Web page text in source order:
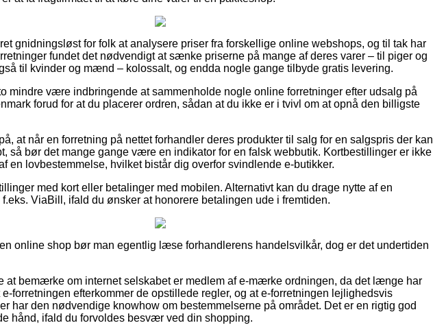
gnidningsløst for folk at analysere priser fra forskellige online webshops, og til tak har
fundet det nødvendigt at sænke priserne på mange af deres varer – til piger og
til kvinder og mænd – kolossalt, og endda nogle gange tilbyde gratis levering.
mindre være indbringende at sammenholde nogle online forretninger efter udsalg på
forud for at du placerer ordren, sådan at du ikke er i tvivl om at opnå den billigste
at når en forretning på nettet forhandler deres produkter til salg for en salgspris der kan
så bør det mange gange være en indikator for en falsk webbutik. Kortbestillinger er ikke
en lovbestemmelse, hvilket bistår dig overfor svindlende e-butikker.
med kort eller betalinger med mobilen. Alternativt kan du drage nytte af en
ViaBill, ifald du ønsker at honorere betalingen ude i fremtiden.
online shop bør man egentlig læse forhandlerens handelsvilkår, dog er det undertiden
at bemærke om internet selskabet er medlem af e-mærke ordningen, da det længe har
forretningen efterkommer de opstillede regler, og at e-forretningen lejlighedsvis
har den nødvendige knowhow om bestemmelserne på området. Det er en rigtig god
hånd, ifald du forvoldes besvær ved din shopping.